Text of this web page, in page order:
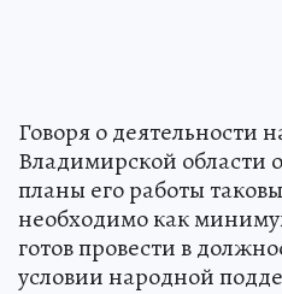
Говоря о деятельности
Владимирской области
планы его работы
необходимо как
готов провести в
условии народной